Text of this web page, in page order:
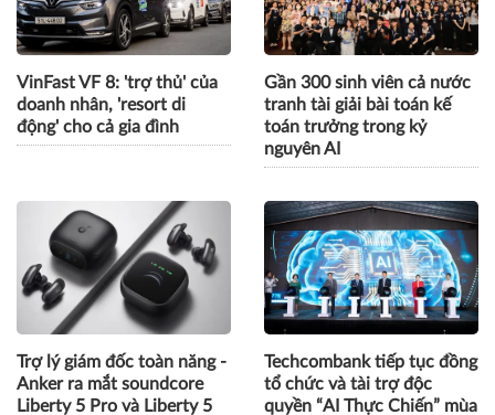
VinFast VF 8: 'trợ thủ' của
doanh nhân, 'resort di
động' cho cả gia đình
Gần 300 sinh viên cả nước
tranh tài giải bài toán kế
toán trưởng trong kỷ
nguyên AI
Trợ lý giám đốc toàn năng -
Anker ra mắt soundcore
Liberty 5 Pro và Liberty 5
Techcombank tiếp tục đồng
tổ chức và tài trợ độc
quyền “AI Thực Chiến” mùa